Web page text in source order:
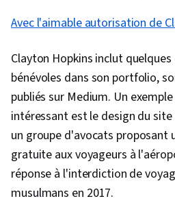
Avec l'aimable autorisation de
Clayton Hopkins inclut
bénévoles dans son portfolio,
publiés sur Medium. Un
intéressant est le design du
un groupe d'avocats proposant
gratuite aux voyageurs à
réponse à l'interdiction de
musulmans en 2017.